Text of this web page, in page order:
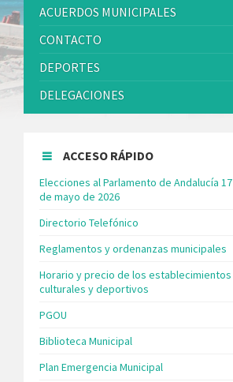
ACUERDOS MUNICIPALES
CONTACTO
DEPORTES
DELEGACIONES
ACCESO RÁPIDO
Elecciones al Parlamento de Andalucía 17
de mayo de 2026
Directorio Telefónico
Reglamentos y ordenanzas municipales
Horario y precio de los establecimientos
culturales y deportivos
PGOU
Biblioteca Municipal
Plan Emergencia Municipal